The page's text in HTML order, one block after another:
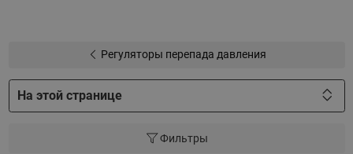
способностью от 0,4 до 25 м3/ч;
С наружной резьбой и фланцами;
C диапазонами настройки перепада давления 0,2-
Регуляторы перепада давления
На этой странице
Фильтры